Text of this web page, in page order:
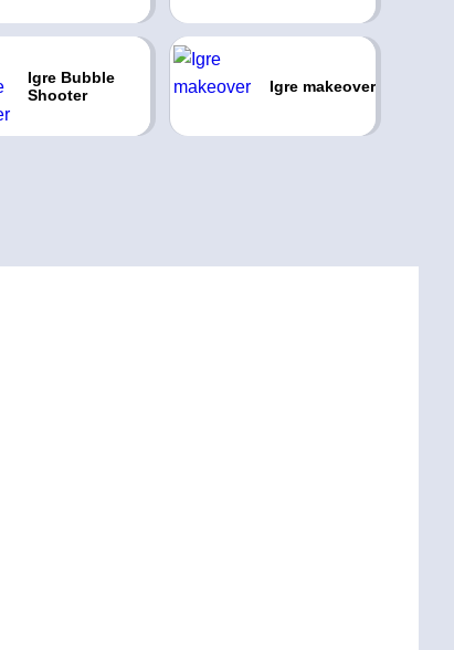
Igre Bubble
Shooter
Igre makeover